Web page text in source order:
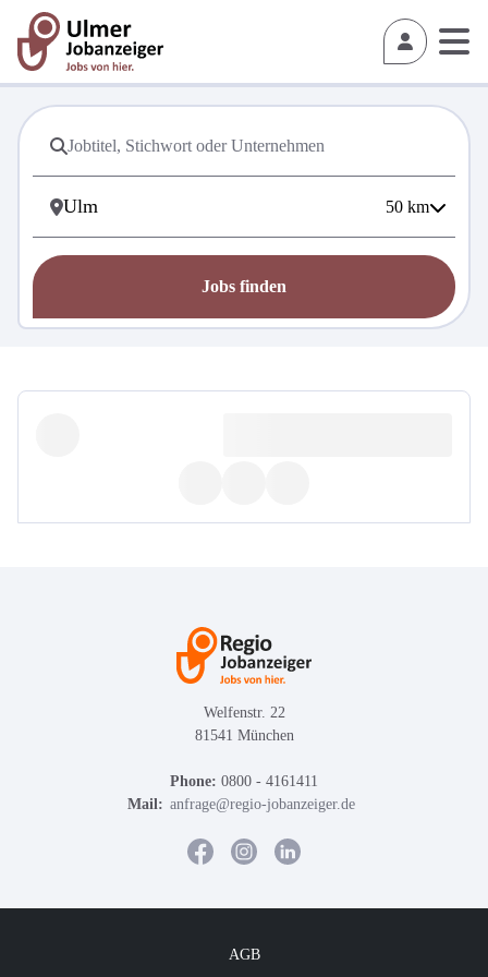
50 km
Jobs finden
Welfenstr. 22
81541 München
Phone: 0800 - 4161411
Mail: anfrage@regio-jobanzeiger.de
AGB